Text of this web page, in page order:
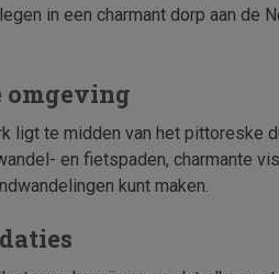
in een charmant dorp aan de
omgeving
ligt te midden van het pittoreske
en fietspaden, charmante
kunt maken.